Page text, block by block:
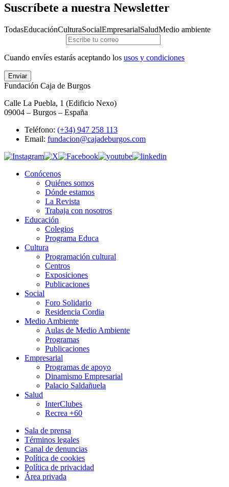
Suscríbete a nuestra Newsletter
TodasEducaciónCulturaSocialEmpresarialSaludMedio ambiente
Cuando envíes estarás aceptando los usos y condiciones
Enviar
Fundación Caja de Burgos
Calle La Puebla, 1 (Edificio Nexo)
09004 – Burgos – España
Teléfono: (+34) 947 258 113
Email: fundacion@cajadeburgos.com
Conócenos
Quiénes somos
Dónde estamos
La Revista
Trabaja con nosotros
Educación
Colegios
Programa Educa
Cultura
Programación cultural
Centros
Exposiciones
Publicaciones
Social
Foro Solidario
Residencia Cordia
Medio Ambiente
Aulas de Medio Ambiente
Programas
Publicaciones
Empresarial
Programas de apoyo
Dinamismo Empresarial
Palacio Saldañuela
Salud
InterClubes
Recrea +60
Sala de prensa
Términos legales
Canal de denuncias
Política de cookies
Política de privacidad
Área privada